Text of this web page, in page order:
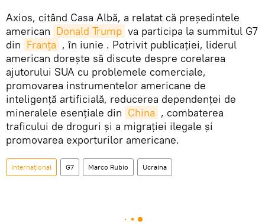
Axios, citând Casa Albă, a relatat că președintele
american Donald Trump va participa la summitul G7
din Franța , în iunie . Potrivit publicației, liderul
american dorește să discute despre corelarea
ajutorului SUA cu problemele comerciale,
promovarea instrumentelor americane de
inteligență artificială, reducerea dependenței de
mineralele esențiale din China , combaterea
traficului de droguri și a migrației ilegale și
promovarea exporturilor americane.
Internațional G7 Marco Rubio Ucraina